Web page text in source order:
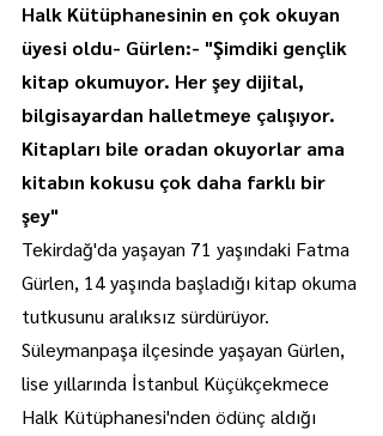
Halk Kütüphanesinin en çok okuyan
üyesi oldu- Gürlen:- "Şimdiki gençlik
kitap okumuyor. Her şey dijital,
bilgisayardan halletmeye çalışıyor.
Kitapları bile oradan okuyorlar ama
kitabın kokusu çok daha farklı bir
şey"
Tekirdağ'da yaşayan 71 yaşındaki Fatma
Gürlen, 14 yaşında başladığı kitap okuma
tutkusunu aralıksız sürdürüyor.
Süleymanpaşa ilçesinde yaşayan Gürlen,
lise yıllarında İstanbul Küçükçekmece
Halk Kütüphanesi'nden ödünç aldığı